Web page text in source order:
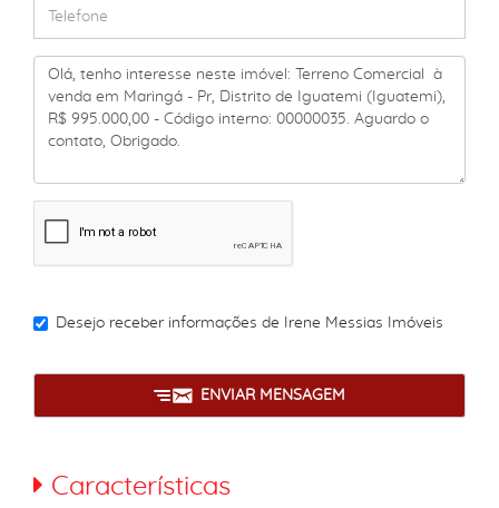
Desejo receber informações de Irene Messias Imóveis
ENVIAR MENSAGEM
Características